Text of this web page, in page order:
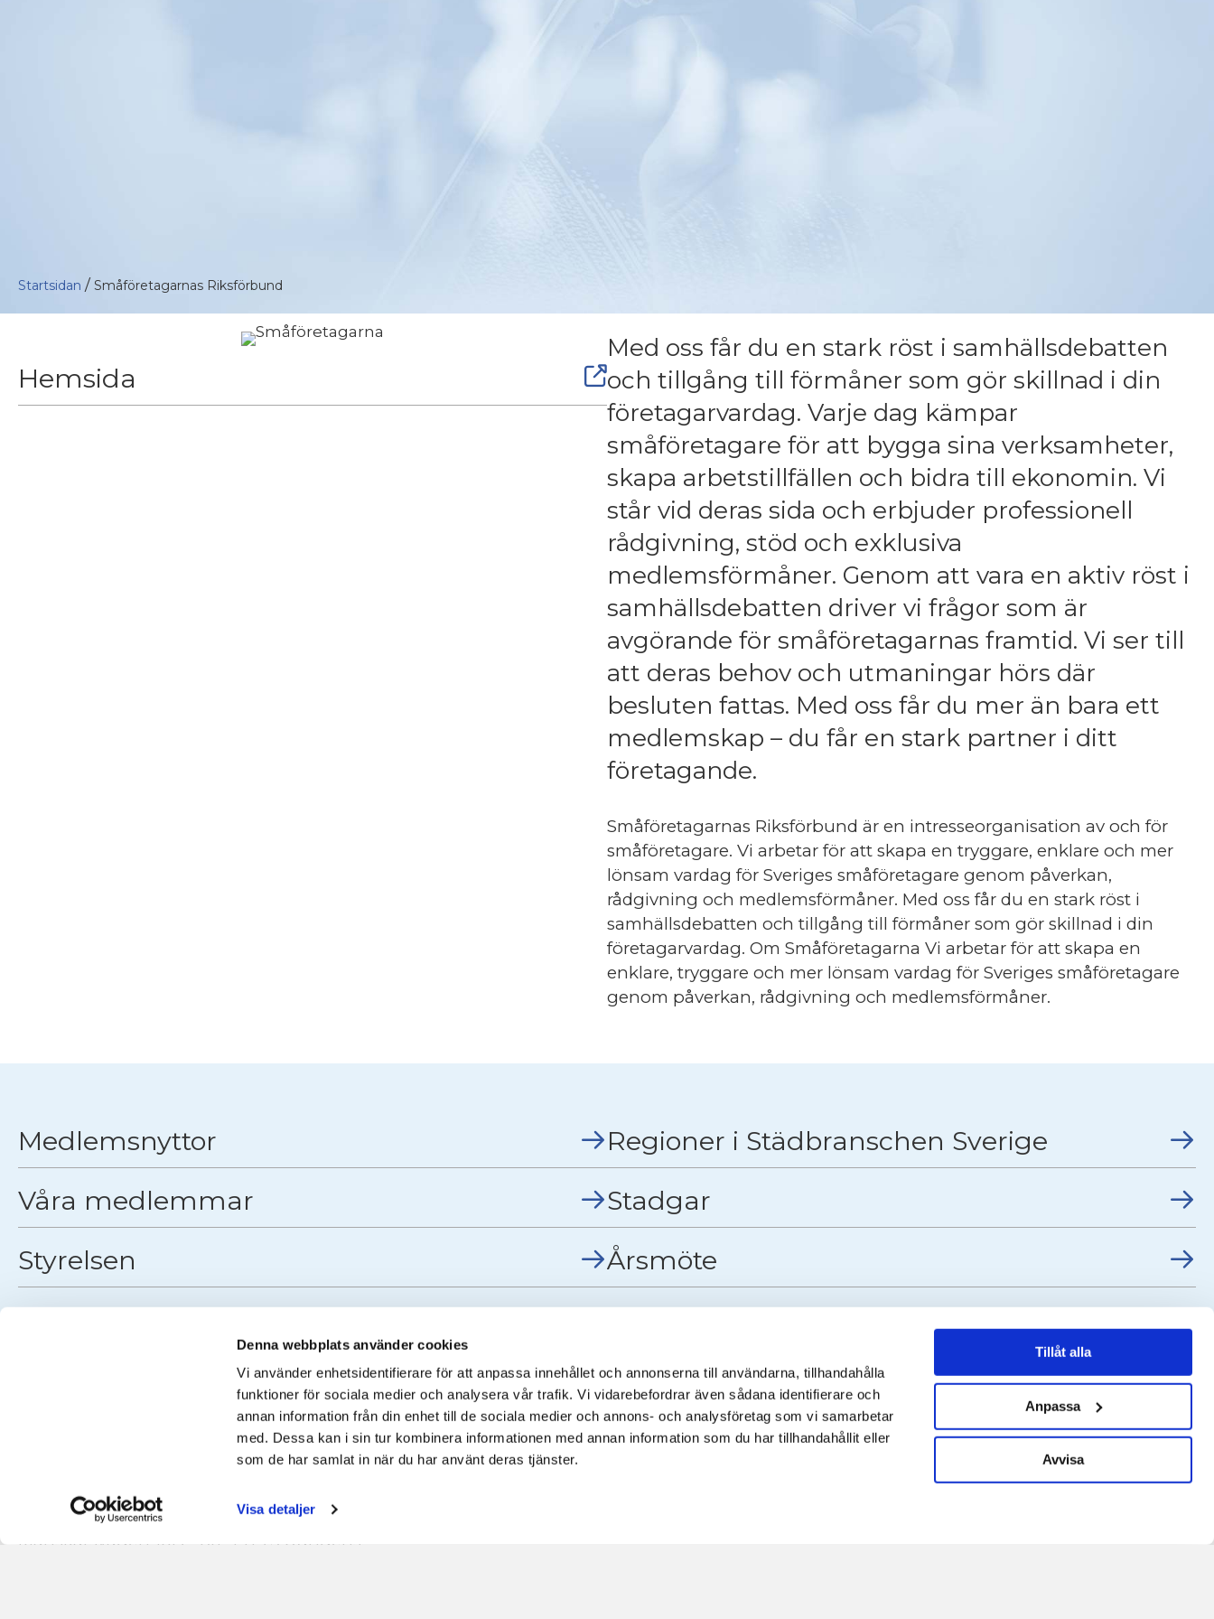
Denna webbplats använder cookies
Vi använder enhetsidentifierare för att anpassa innehållet och annonserna till användarna, tillhandahålla
funktioner för sociala medier och analysera vår trafik. Vi vidarebefordrar även sådana identifierare och
annan information från din enhet till de sociala medier och annons- och analysföretag som vi samarbetar
med. Dessa kan i sin tur kombinera informationen med annan information som du har tillhandahållit eller
som de har samlat in när du har använt deras tjänster.
Visa detaljer
Tillåt alla
Anpassa
Avvisa
Startsidan / Småföretagarnas Riksförbund
Hemsida (opens in new tab)
Med oss får du en stark röst i samhällsdebatten
och tillgång till förmåner som gör skillnad i din
företagarvardag. Varje dag kämpar
småföretagare för att bygga sina verksamheter,
skapa arbetstillfällen och bidra till ekonomin. Vi
står vid deras sida och erbjuder professionell
rådgivning, stöd och exklusiva
medlemsförmåner. Genom att vara en aktiv röst i
samhällsdebatten driver vi frågor som är
avgörande för småföretagarnas framtid. Vi ser till
att deras behov och utmaningar hörs där
besluten fattas. Med oss får du mer än bara ett
medlemskap – du får en stark partner i ditt
företagande.
Småföretagarnas Riksförbund är en intresseorganisation av och för
småföretagare. Vi arbetar för att skapa en tryggare, enklare och mer
lönsam vardag för Sveriges småföretagare genom påverkan,
rådgivning och medlemsförmåner. Med oss får du en stark röst i
samhällsdebatten och tillgång till förmåner som gör skillnad i din
företagarvardag. Om Småföretagarna Vi arbetar för att skapa en
enklare, tryggare och mer lönsam vardag för Sveriges småföretagare
genom påverkan, rådgivning och medlemsförmåner.
Medlemsnyttor
Våra medlemmar
Styrelsen
Regioner i Städbranschen Sverige
Stadgar
Årsmöte
Kontakta Städbranschen Sverige
info@stadbranschensverige.se
+46 010-557 69 89
Månskärsvägen 10B - 6tr, 141 75 Kungens